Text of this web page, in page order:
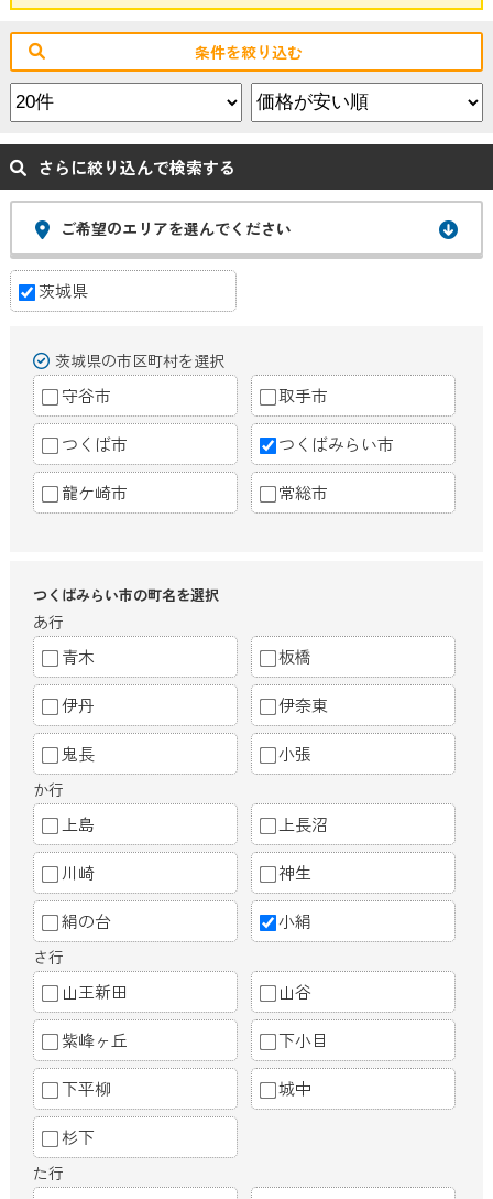
条件を絞り込む
さらに絞り込んで検索する
ご希望のエリアを選んでください
茨城県
茨城県の市区町村を選択
守谷市 取手市
つくば市 つくばみらい市
龍ケ崎市 常総市
つくばみらい市の町名を選択
あ行
青木 板橋
伊丹 伊奈東
鬼長 小張
か行
上島 上長沼
川崎 神生
絹の台 小絹
さ行
山王新田 山谷
紫峰ヶ丘 下小目
下平柳 城中
杉下
た行